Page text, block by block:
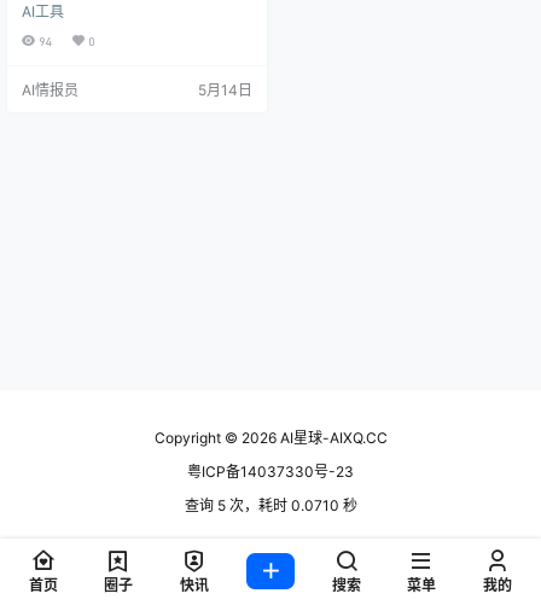
内容？Perplexity 可能就是你要的解
药。它不返回十条蓝色链接，而是
输出，准确率达到 94%。从个人搜
AI工具
94 0
AI情报员 5月14日
Copyright © 2026AI星球-AIXQ.CC
粤ICP备14037330号-23
查询 5 次，耗时 0.0710 秒
首页 圈子 快讯 搜索 菜单 我的